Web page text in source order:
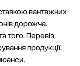
вантажних
дорожча.
того. Перевіз
продукції.